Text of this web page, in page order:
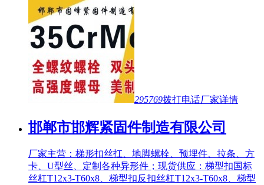
295769拨打电话厂家详情
邯郸市邯辉紧固件制造有限公司
厂家主营：梯形扣丝扛、地脚螺栓、预埋件、拉条、方
卡、U型丝、定制各种异形件；现货供应：梯型扣国标
丝杠T12x3-T60x8、梯型扣反扣丝杠T12x3-T60x8、梯型